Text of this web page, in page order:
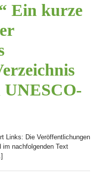
Ein kurze
UNESCO-
Links: Die Veröffentlichungen
nachfolgenden Text